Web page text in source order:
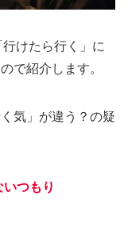
けたら行く」に
で紹介します。
気」が違う？の疑
いつもり